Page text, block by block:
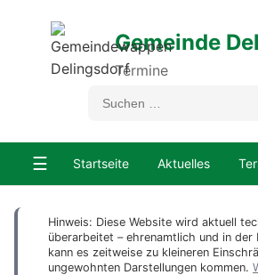
Gemeinde
Termine
☰ Startseite Aktuelles
Hinweis: Diese Website wird aktuell
überarbeitet – ehrenamtlich und in der
kann es zeitweise zu kleineren
ungewohnten Darstellungen kommen.